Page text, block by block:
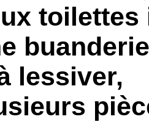
toilettes
lessiver,